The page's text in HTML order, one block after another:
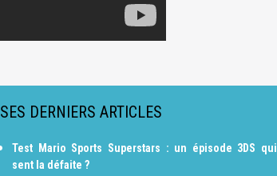
SES DERNIERS ARTICLES
Test Mario Sports Superstars : un épisode 3DS qui
sent la défaite ?